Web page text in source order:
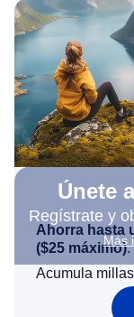
Únete
Regístrate y
Más
Ahorra hasta
($25 máximo).
Acumula